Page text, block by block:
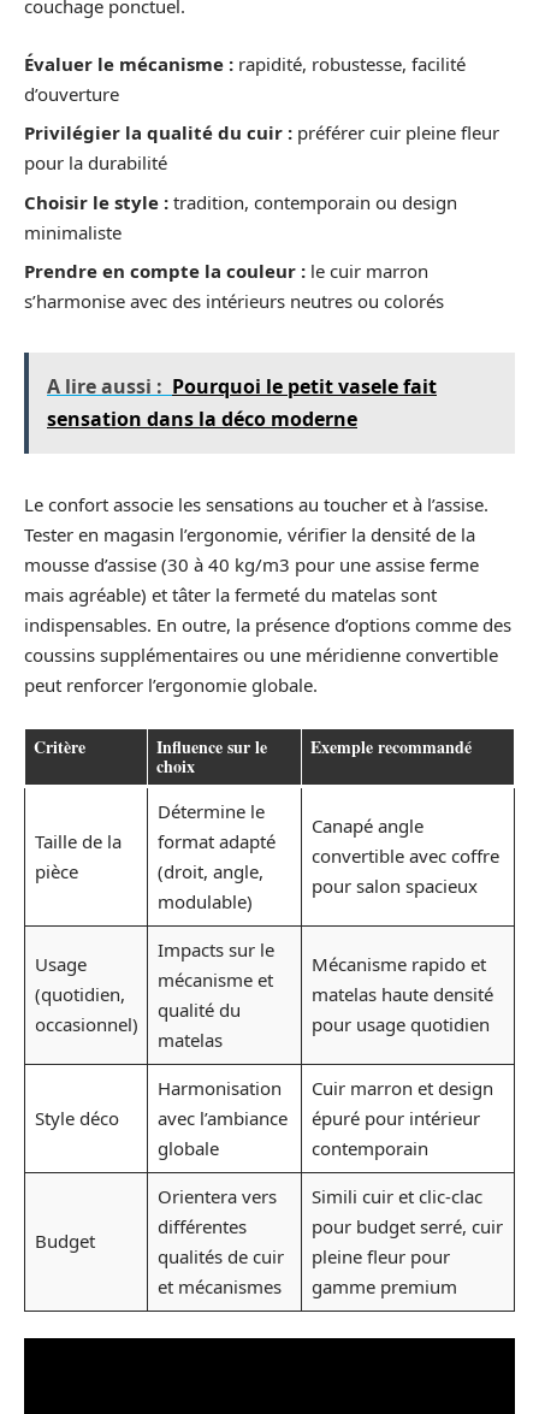
couchage ponctuel.
Évaluer le mécanisme : rapidité, robustesse, facilité
d’ouverture
Privilégier la qualité du cuir : préférer cuir pleine fleur
pour la durabilité
Choisir le style : tradition, contemporain ou design
minimaliste
Prendre en compte la couleur : le cuir marron
s’harmonise avec des intérieurs neutres ou colorés
A lire aussi : Pourquoi le petit vasele fait
sensation dans la déco moderne
Le confort associe les sensations au toucher et à l’assise.
Tester en magasin l’ergonomie, vérifier la densité de la
mousse d’assise (30 à 40 kg/m3 pour une assise ferme
mais agréable) et tâter la fermeté du matelas sont
indispensables. En outre, la présence d’options comme des
coussins supplémentaires ou une méridienne convertible
peut renforcer l’ergonomie globale.
Critère Influence sur le
choix
Exemple recommandé
Taille de la
pièce
Détermine le
format adapté
(droit, angle,
modulable)
Canapé angle
convertible avec coffre
pour salon spacieux
Usage
(quotidien,
occasionnel)
Impacts sur le
mécanisme et
qualité du
matelas
Mécanisme rapido et
matelas haute densité
pour usage quotidien
Style déco
Harmonisation
avec l’ambiance
globale
Cuir marron et design
épuré pour intérieur
contemporain
Budget
Orientera vers
différentes
qualités de cuir
et mécanismes
Simili cuir et clic-clac
pour budget serré, cuir
pleine fleur pour
gamme premium